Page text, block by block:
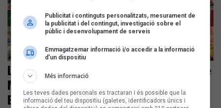
Les noves cançons en català són de
Maria Jaume, La Ludwig Band,
Buhos, Ouineta, i Maria Arnal
Publicitat i continguts personalitzats, mesurament de
la publicitat i del contingut, investigació sobre el
públic i desenvolupament de serveis
Emmagatzemar informació i/o accedir a la informació
d’un dispositiu
Més informació
Les teves dades personals es tractaran i és possible que la
informació del teu dispositiu (galetes, identificadors únics i